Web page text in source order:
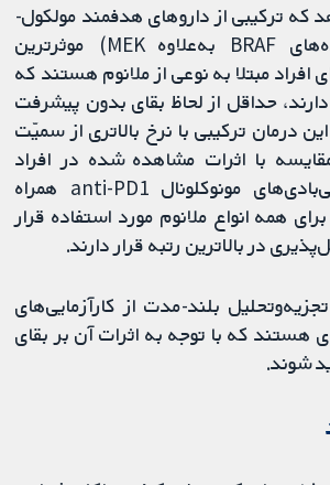
که ترکیبی از داروهای هدفمند مولکول-
کوچک (مهار کننده‌های BRAF به‌علاوه MEK) موثرترین
افراد مبتلا به نوعی از ملانوم هستند که
تغییر در ژن BRAF دارند، حداقل از لحاظ بقای بدون پیشرفت
این درمان ترکیبی با نرخ بالاتری از سمیّت
با اثرات مشاهده شده در افراد
درمان شده با آنتی‌بادی‌های مونوکلونال anti-PD1 همراه
همه انواع ملانوم مورد استفاده قرار
در بالاترین رتبه قرار دارند.
بلند-مدت از کارآزمایی‌های
که با توجه به اثرات آن بر بقای
شوند.